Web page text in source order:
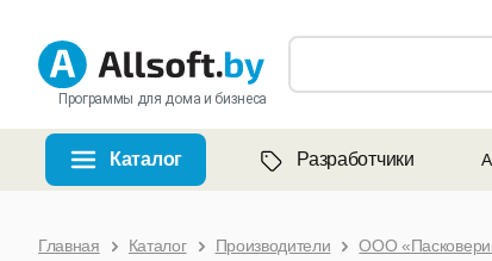
Программы для дома и бизнеса
Каталог Разработчики
Главная Каталог Производители ООО